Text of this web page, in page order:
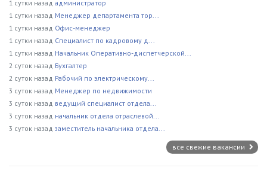
1 сутки назад администратор
1 сутки назад Менеджер департамента тор...
1 сутки назад Офис-менеджер
1 сутки назад Специалист по кадровому д...
1 сутки назад Начальник Оперативно-диспетчерской...
2 суток назад Бухгалтер
2 суток назад Рабочий по электрическому...
3 суток назад Менеджер по недвижимости
3 суток назад ведущий специалист отдела...
3 суток назад начальник отдела отраслевой...
3 суток назад заместитель начальника отдела...
все свежие вакансии